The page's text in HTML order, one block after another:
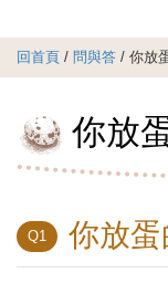
回首頁 / 問與答 / 你放
你放
Q1 你放蛋